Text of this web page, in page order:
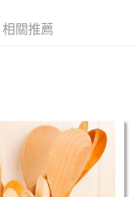
付你分期系統評分，恕無
灣大直營門市／銀行轉
簡稱本公司）所提供，讓
由商店將買賣／分期付款
繳交帳款。
轉至「AFTEE先享後付」
結帳。
連結，可透過四大超商／
易完成。
您需要取消訂單，請聯絡
有效，需透過AFTEE先享
相關推薦